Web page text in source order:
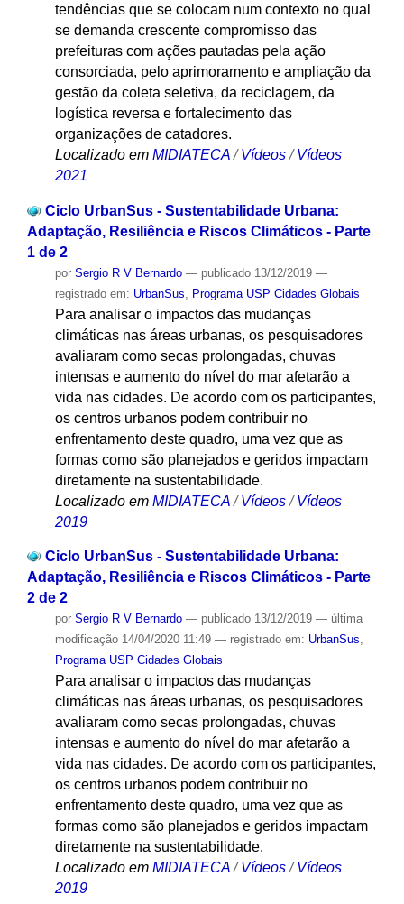
tendências que se colocam num contexto no qual
se demanda crescente compromisso das
prefeituras com ações pautadas pela ação
consorciada, pelo aprimoramento e ampliação da
gestão da coleta seletiva, da reciclagem, da
logística reversa e fortalecimento das
organizações de catadores.
Localizado em MIDIATECA /Vídeos /Vídeos
2021
Ciclo UrbanSus - Sustentabilidade Urbana:
Adaptação, Resiliência e Riscos Climáticos - Parte
1 de 2
por Sergio R V Bernardo — publicado13/12/2019 —
registrado em: UrbanSus Programa USP Cidades Globais
Para analisar o impactos das mudanças
climáticas nas áreas urbanas, os pesquisadores
avaliaram como secas prolongadas, chuvas
intensas e aumento do nível do mar afetarão a
vida nas cidades. De acordo com os participantes,
os centros urbanos podem contribuir no
enfrentamento deste quadro, uma vez que as
formas como são planejados e geridos impactam
diretamente na sustentabilidade.
Localizado em MIDIATECA /Vídeos /Vídeos
2019
Ciclo UrbanSus - Sustentabilidade Urbana:
Adaptação, Resiliência e Riscos Climáticos - Parte
2 de 2
por Sergio R V Bernardo — publicado13/12/2019 — última
modificação14/04/2020 11:49 — registrado em: UrbanSus,
Programa USP Cidades Globais
Para analisar o impactos das mudanças
climáticas nas áreas urbanas, os pesquisadores
avaliaram como secas prolongadas, chuvas
intensas e aumento do nível do mar afetarão a
vida nas cidades. De acordo com os participantes,
os centros urbanos podem contribuir no
enfrentamento deste quadro, uma vez que as
formas como são planejados e geridos impactam
diretamente na sustentabilidade.
Localizado em MIDIATECA /Vídeos /Vídeos
2019